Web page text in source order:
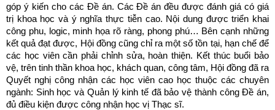
góp ý kiến cho các Đề án. Các Đề án đều được đánh giá có giá
trị khoa học và ý nghĩa thực tiễn cao. Nội dung được triển khai
công phu, logic, minh họa rõ ràng, phong phú… Bên cạnh những
kết quả đạt được, Hội đồng cũng chỉ ra một số tồn tại, hạn chế để
các học viên cần phải chỉnh sửa, hoàn thiện. Kết thúc buổi bảo
vệ, trên tinh thần khoa học, khách quan, công tâm, Hội đồng đã ra
Quyết nghị công nhận các học viên cao học thuộc các chuyên
ngành: Sinh học và Quản lý kinh tế đã bảo vệ thành công Đề án,
đủ điều kiện được công nhận học vị Thạc sĩ.